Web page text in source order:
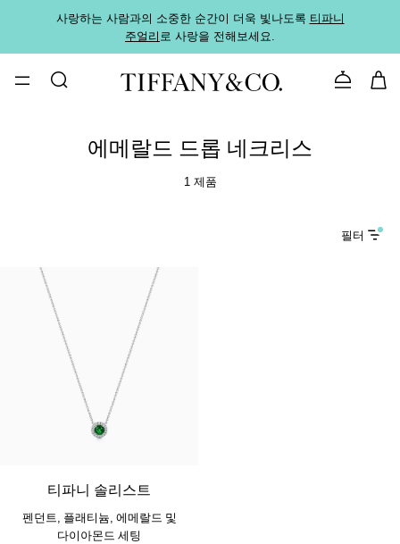
사랑하는 사람과의 소중한 순간이 더욱 빛나도록 티파니
주얼리로 사랑을 전해보세요.
문의하기
에메랄드 드롭 네크리스
1 제품
필터
티파니 솔리스트
펜던트, 플래티늄, 에메랄드 및
다이아몬드 세팅